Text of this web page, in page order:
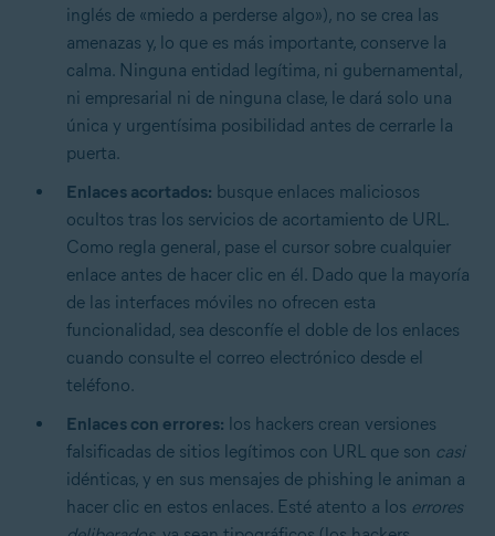
inglés de «miedo a perderse algo»), no se crea las
amenazas y, lo que es más importante, conserve la
calma. Ninguna entidad legítima, ni gubernamental,
ni empresarial ni de ninguna clase, le dará solo una
única y urgentísima posibilidad antes de cerrarle la
puerta.
Enlaces acortados: busque enlaces maliciosos
ocultos tras los servicios de acortamiento de URL.
Como regla general, pase el cursor sobre cualquier
enlace antes de hacer clic en él. Dado que la mayoría
de las interfaces móviles no ofrecen esta
funcionalidad, sea desconfíe el doble de los enlaces
cuando consulte el correo electrónico desde el
teléfono.
Enlaces con errores: los hackers crean versiones
falsificadas de sitios legítimos con URL que son casi
idénticas, y en sus mensajes de phishing le animan a
hacer clic en estos enlaces. Esté atento a los errores